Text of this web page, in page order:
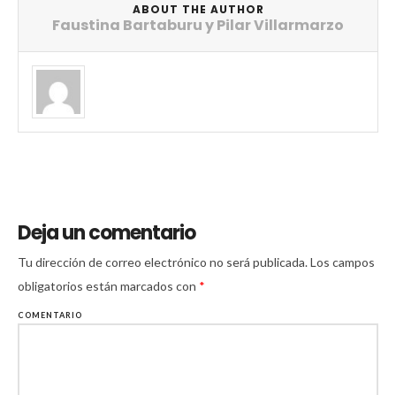
ABOUT THE AUTHOR
Faustina Bartaburu y Pilar Villarmarzo
Deja un comentario
Tu dirección de correo electrónico no será publicada.Los campos
obligatorios están marcados con *
COMENTARIO